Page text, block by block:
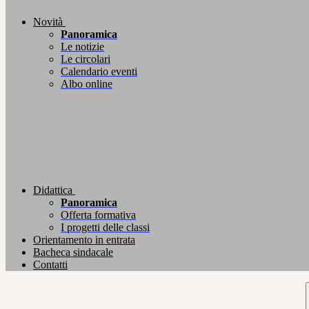
Novità
Panoramica
Le notizie
Le circolari
Calendario eventi
Albo online
Didattica
Panoramica
Offerta formativa
I progetti delle classi
Orientamento in entrata
Bacheca sindacale
Contatti